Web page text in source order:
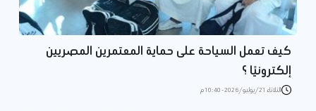
كيف تعمل السياحة على حماية المعتمرين المصريين
إلكترونيًا ؟
الثلاثاء 21/يوليو/2026 - 10:40 م